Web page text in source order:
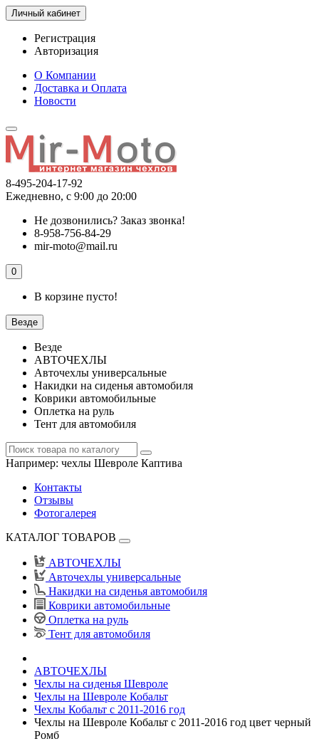
Личный кабинет
Регистрация
Авторизация
О Компании
Доставка и Оплата
Новости
8-495-204-17-92
Ежедневно, с 9:00 до 20:00
Не дозвонились? Заказ звонка!
8-958-756-84-29
mir-moto@mail.ru
0
В корзине пусто!
Везде
Везде
АВТОЧЕХЛЫ
Авточехлы универсальные
Накидки на сиденья автомобиля
Коврики автомобильные
Оплетка на руль
Тент для автомобиля
Например: чехлы Шевроле Каптива
Контакты
Отзывы
Фотогалерея
КАТАЛОГ ТОВАРОВ
АВТОЧЕХЛЫ
Авточехлы универсальные
Накидки на сиденья автомобиля
Коврики автомобильные
Оплетка на руль
Тент для автомобиля
АВТОЧЕХЛЫ
Чехлы на сиденья Шевроле
Чехлы на Шевроле Кобальт
Чехлы Кобальт с 2011-2016 год
Чехлы на Шевроле Кобальт с 2011-2016 год цвет черный
Ромб